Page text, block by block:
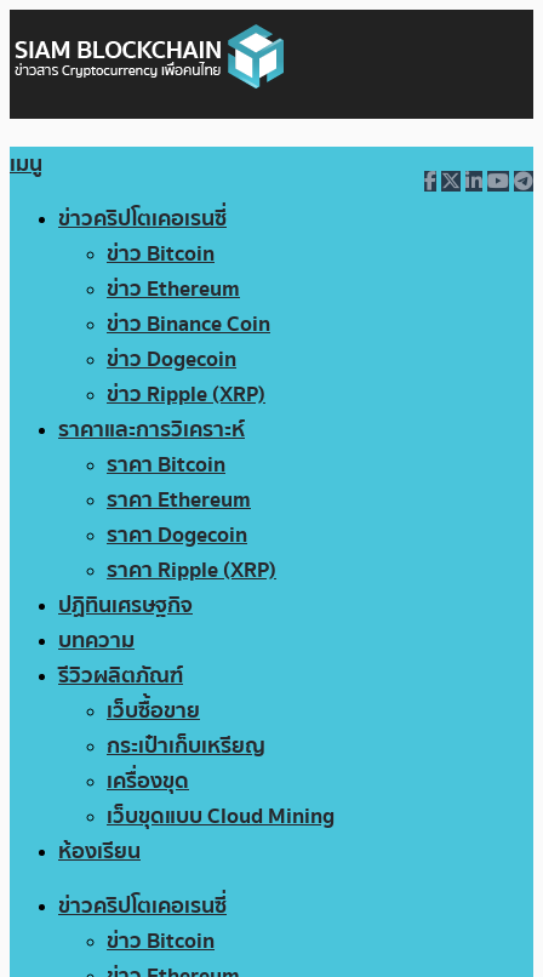
เมนู
ข่าวคริปโตเคอเรนซี่
ข่าว Bitcoin
ข่าว Ethereum
ข่าว Binance Coin
ข่าว Dogecoin
ข่าว Ripple (XRP)
ราคาและการวิเคราะห์
ราคา Bitcoin
ราคา Ethereum
ราคา Dogecoin
ราคา Ripple (XRP)
ปฏิทินเศรษฐกิจ
บทความ
รีวิวผลิตภัณฑ์
เว็บซื้อขาย
กระเป๋าเก็บเหรียญ
เครื่องขุด
เว็บขุดแบบ Cloud Mining
ห้องเรียน
ข่าวคริปโตเคอเรนซี่
ข่าว Bitcoin